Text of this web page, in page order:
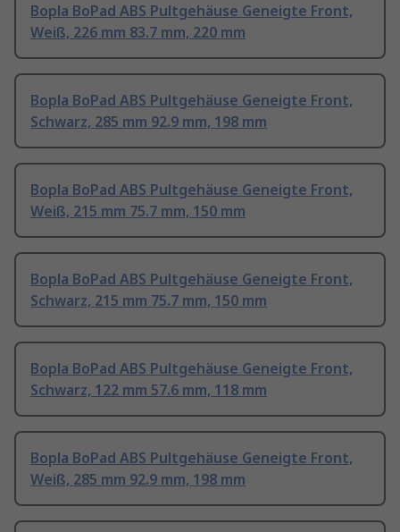
Bopla BoPad ABS Pultgehäuse Geneigte Front,
Weiß, 226 mm 83.7 mm, 220 mm
Bopla BoPad ABS Pultgehäuse Geneigte Front,
Schwarz, 285 mm 92.9 mm, 198 mm
Bopla BoPad ABS Pultgehäuse Geneigte Front,
Weiß, 215 mm 75.7 mm, 150 mm
Bopla BoPad ABS Pultgehäuse Geneigte Front,
Schwarz, 215 mm 75.7 mm, 150 mm
Bopla BoPad ABS Pultgehäuse Geneigte Front,
Schwarz, 122 mm 57.6 mm, 118 mm
Bopla BoPad ABS Pultgehäuse Geneigte Front,
Weiß, 285 mm 92.9 mm, 198 mm